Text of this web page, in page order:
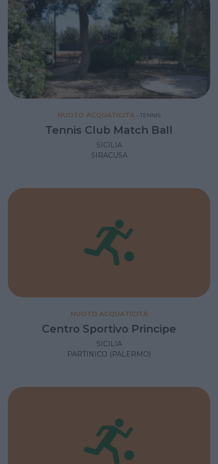
NUOTO ACQUATICITÀ • TENNIS
Tennis Club Match Ball
SICILIA
SIRACUSA
NUOTO ACQUATICITÀ
Centro Sportivo Principe
SICILIA
PARTINICO (PALERMO)